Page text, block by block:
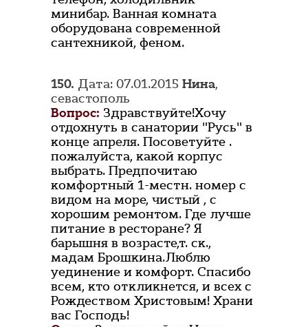
минибар. Ванная комната
оборудована современной
сантехникой, феном.
150. Дата: 07.01.2015 Нина,
севастополь
Вопрос: Здравствуйте!Хочу
отдохнуть в санатории "Русь" в
конце апреля. Посоветуйте .
пожалуйста, какой корпус
выбрать. Предпочитаю
комфортный 1-местн. номер с
видом на море, чистый , с
хорошим ремонтом. Где лучше
питание в ресторане? Я
барышня в возрасте,т. ск.,
мадам Брошкина.Люблю
уединение и комфорт. Спасибо
всем, кто откликнется, и всех с
Рождеством Христовым! Храни
вас Господь!